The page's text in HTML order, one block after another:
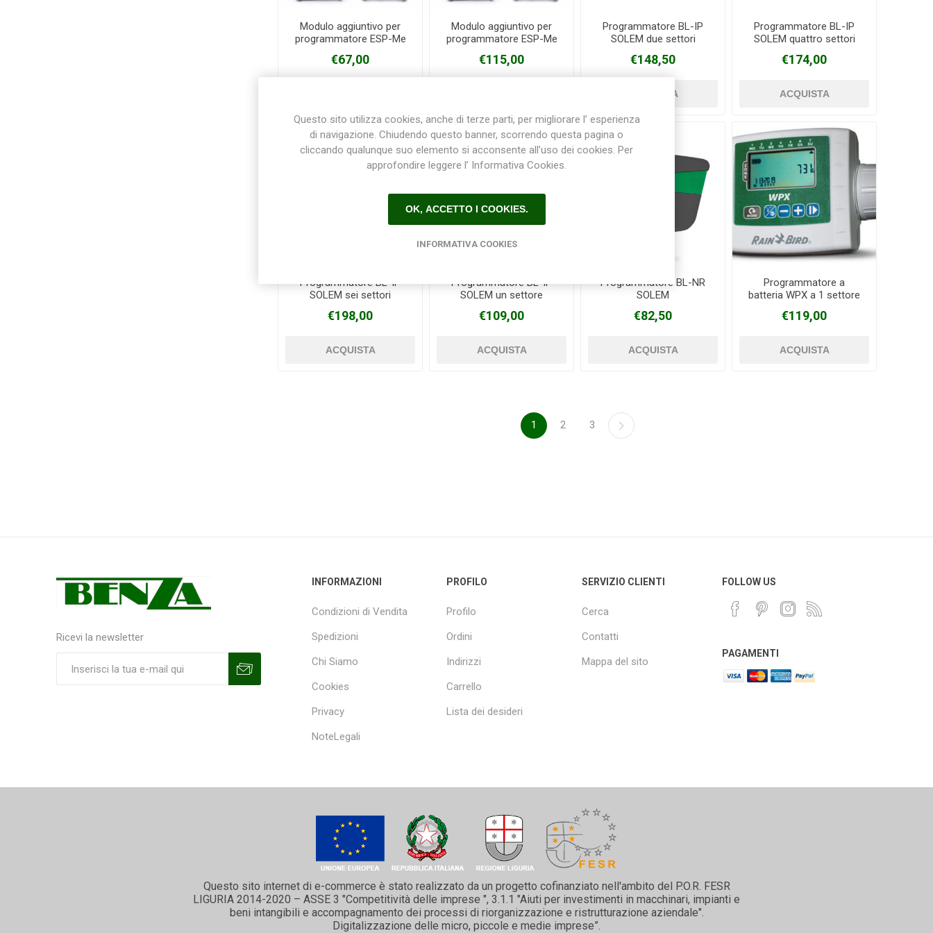
Modulo aggiuntivo per
programmatore ESP-Me
€67,00
Modulo aggiuntivo per
programmatore ESP-Me
€115,00
Programmatore BL-IP
SOLEM due settori
€148,50
Programmatore BL-IP
SOLEM quattro settori
€174,00
Programmatore BL-IP
SOLEM sei settori
€198,00
Programmatore BL-IP
SOLEM un settore
€109,00
Programmatore BL-NR
SOLEM
€82,50
Programmatore a
batteria WPX a 1 settore
€119,00
1 2 3
Ricevi la newsletter
INFORMAZIONI
Condizioni di Vendita
Spedizioni
Chi Siamo
Cookies
Privacy
NoteLegali
PROFILO
Profilo
Ordini
Indirizzi
Carrello
Lista dei desideri
SERVIZIO CLIENTI
Cerca
Contatti
Mappa del sito
FOLLOW US
PAGAMENTI
Questo sito internet di e-commerce è stato realizzato da un progetto cofinanziato nell'ambito del P.O.R. FESR
LIGURIA 2014-2020 – ASSE 3 "Competitività delle imprese ", 3.1.1 "Aiuti per investimenti in macchinari, impianti e
beni intangibili e accompagnamento dei processi di riorganizzazione e ristrutturazione aziendale".
Digitalizzazione delle micro, piccole e medie imprese”.
Questo sito utilizza cookies, anche di terze parti, per migliorare l’ esperienza
di navigazione. Chiudendo questo banner, scorrendo questa pagina o
cliccando qualunque suo elemento si acconsente all’uso dei cookies. Per
approfondire leggere l’ Informativa Cookies.
OK, ACCETTO I COOKIES.
INFORMATIVA COOKIES